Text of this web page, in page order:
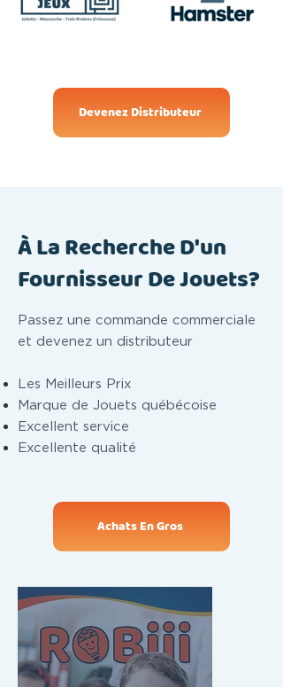
Devenez Distributeur
À La Recherche D'un
Fournisseur De Jouets?
Passez une commande commerciale
et devenez un distributeur
Les Meilleurs Prix
Marque de Jouets québécoise
Excellent service
Excellente qualité
Achats En Gros